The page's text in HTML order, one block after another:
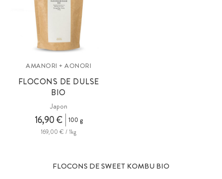
AMANORI + AONORI
FLOCONS DE DULSE
BIO
Japon
16,90 €
100 g
169,00 € / 1kg
FLOCONS DE SWEET KOMBU BIO